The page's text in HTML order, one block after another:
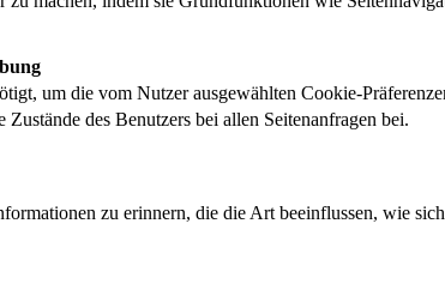
um die vom Nutzer ausgewählten Cookie-
Zustände des Benutzers bei allen Seitenanfragen bei.
zu erinnern, die die Art beeinflussen, wie